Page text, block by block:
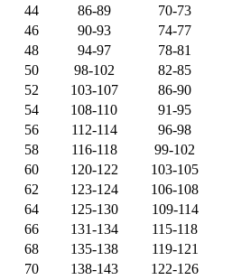
44
86-89 70-73
46
90-93 74-77
48
94-97 78-81
50
98-102 82-85
52
103-107 86-90
54
108-110 91-95
56
112-114 96-98
58
116-118 99-102
60
120-122 103-105
62
123-124 106-108
64
125-130 109-114
66
131-134 115-118
68
135-138 119-121
70
138-143 122-126